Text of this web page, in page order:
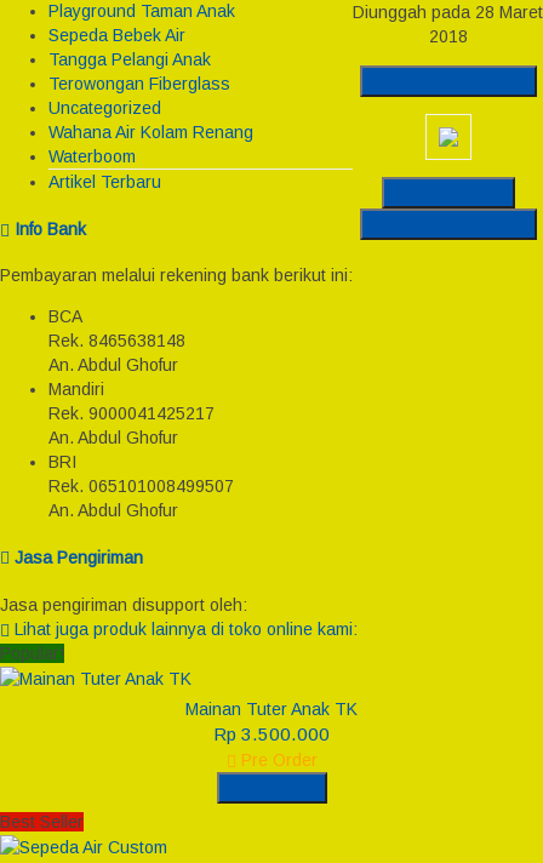
Playground Taman Anak
Sepeda Bebek Air
Tangga Pelangi Anak
Terowongan Fiberglass
Uncategorized
Wahana Air Kolam Renang
Waterboom
Artikel Terbaru
Info Bank
Pembayaran melalui rekening bank berikut ini:
BCA
Rek. 8465638148
An. Abdul Ghofur
Mandiri
Rek. 9000041425217
An. Abdul Ghofur
BRI
Rek. 065101008499507
An. Abdul Ghofur
Jasa Pengiriman
Jasa pengiriman disupport oleh:
Diunggah pada 28 Maret
2018
Lihat juga produk lainnya di toko online kami:
Popular!
Mainan Tuter Anak TK
Rp 3.500.000
Pre Order
Best Seller